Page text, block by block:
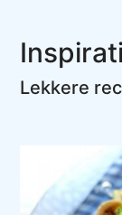
Lekkere